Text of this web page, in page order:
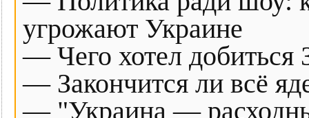
угрожают Украине
— Чего хотел добиться
— Закончится ли всё
— "Украина —